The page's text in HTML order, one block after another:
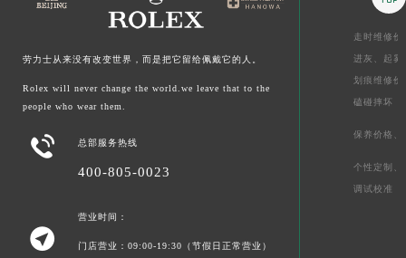
劳力士从来没有改变世界，而是把它留给佩戴它的人。
Rolex will never change the world.we leave that to the
people who wear them.
 总部服务热线
400-805-0023

营业时间：
门店营业：09:00-19:30（节假日正常营业）
走时维修价
进灰、 起雾
划痕维修价
磕碰摔坏
保养价格、
个性定制、
调试校准